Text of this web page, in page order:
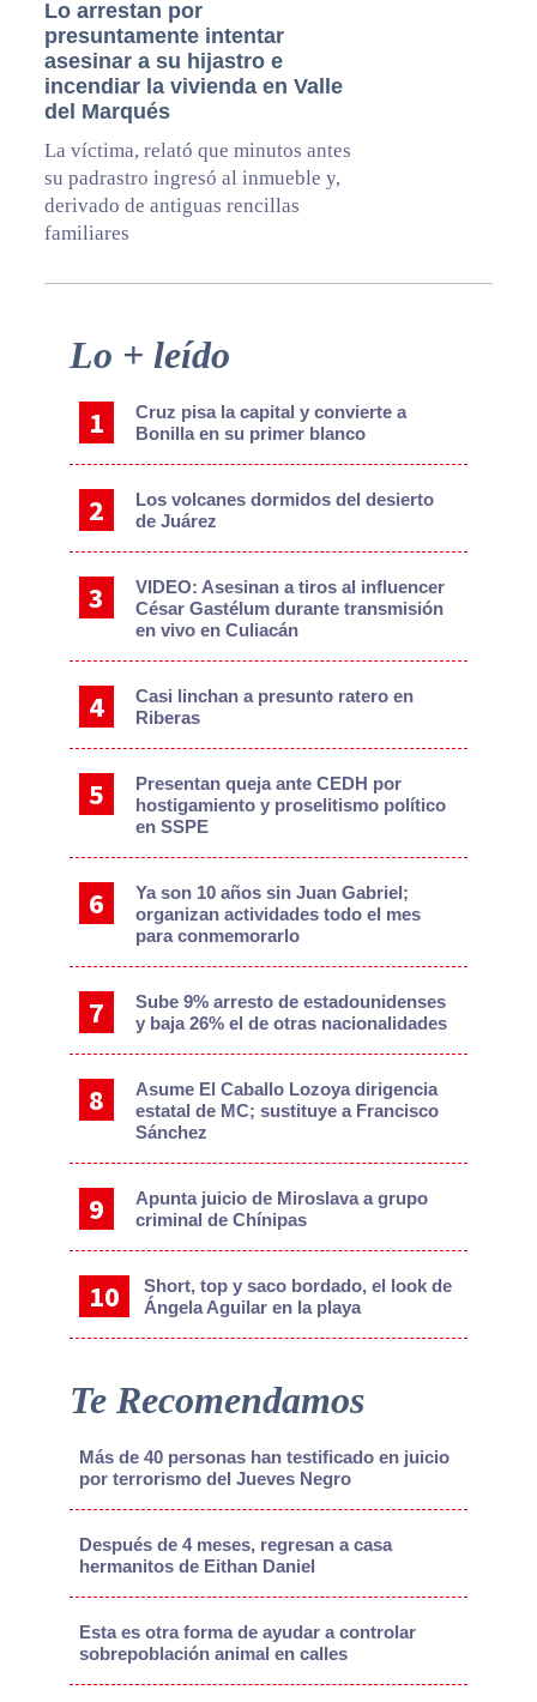
Lo arrestan por
presuntamente intentar
asesinar a su hijastro e
incendiar la vivienda en Valle
del Marqués
La víctima, relató que minutos antes
su padrastro ingresó al inmueble y,
derivado de antiguas rencillas
familiares
Primary
Lo + leído
Cruz pisa la capital y convierte a
Bonilla en su primer blanco
Los volcanes dormidos del desierto
de Juárez
VIDEO: Asesinan a tiros al influencer
César Gastélum durante transmisión
en vivo en Culiacán
Casi linchan a presunto ratero en
Riberas
Presentan queja ante CEDH por
hostigamiento y proselitismo político
en SSPE
Ya son 10 años sin Juan Gabriel;
organizan actividades todo el mes
para conmemorarlo
Sube 9% arresto de estadounidenses
y baja 26% el de otras nacionalidades
Asume El Caballo Lozoya dirigencia
estatal de MC; sustituye a Francisco
Sánchez
Apunta juicio de Miroslava a grupo
criminal de Chínipas
Short, top y saco bordado, el look de
Ángela Aguilar en la playa
Te Recomendamos
Más de 40 personas han testificado en juicio
por terrorismo del Jueves Negro
Después de 4 meses, regresan a casa
hermanitos de Eithan Daniel
Esta es otra forma de ayudar a controlar
sobrepoblación animal en calles